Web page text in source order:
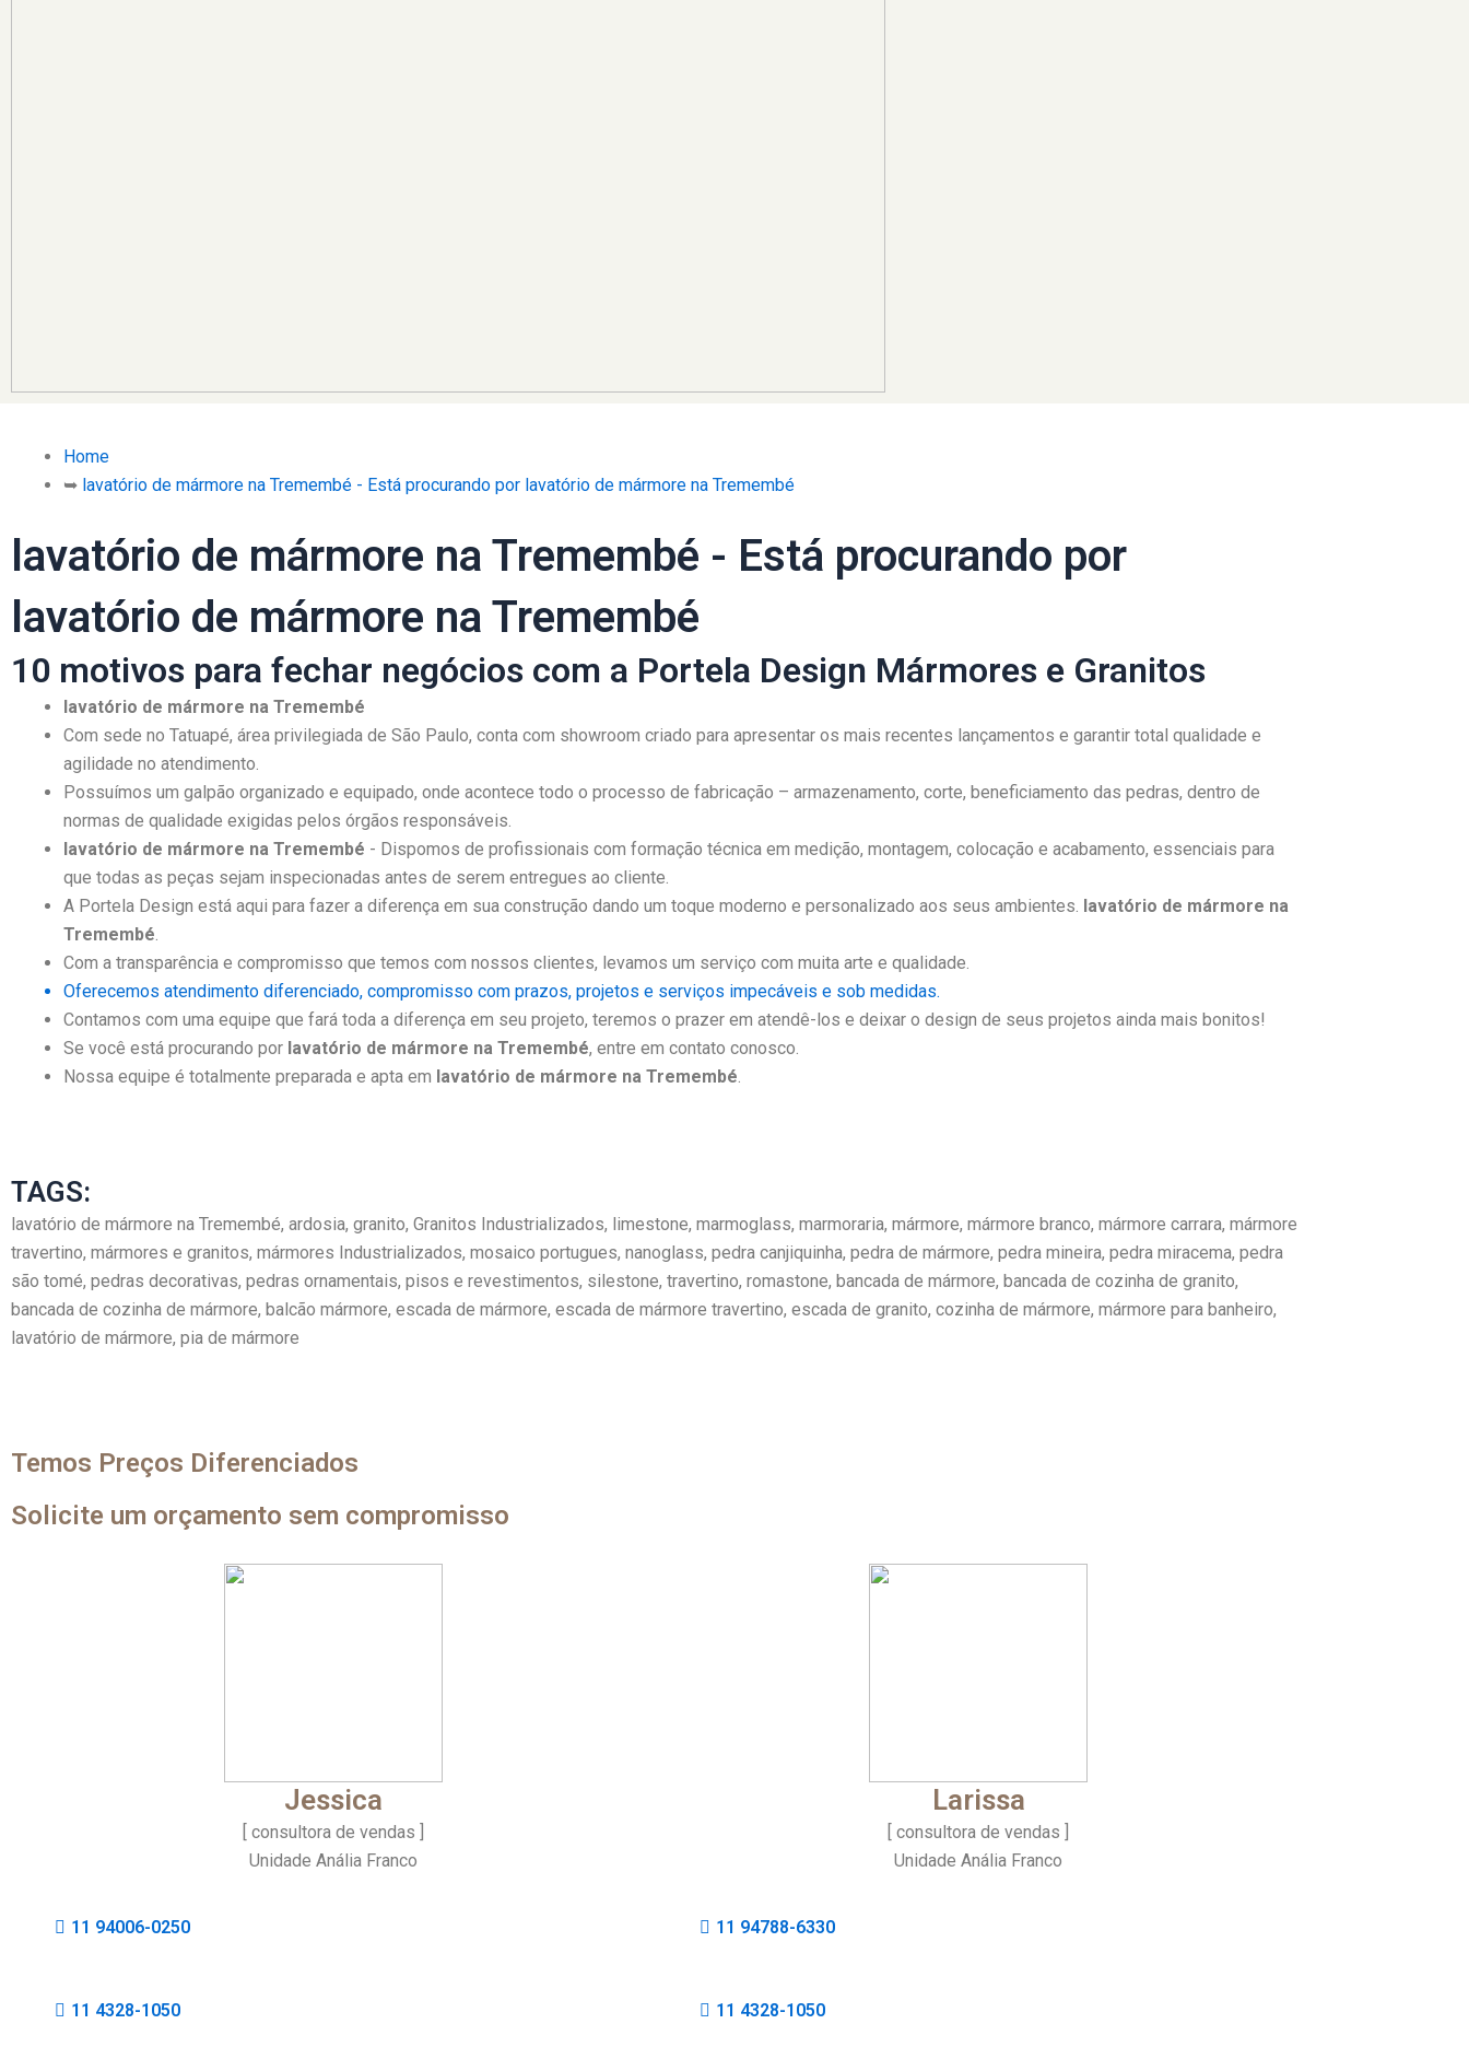
Home
➥ lavatório de mármore na Tremembé - Está procurando por lavatório de mármore na Tremembé
lavatório de mármore na Tremembé - Está procurando por
lavatório de mármore na Tremembé
10 motivos para fechar negócios com a Portela Design Mármores e Granitos
lavatório de mármore na Tremembé
Com sede no Tatuapé, área privilegiada de São Paulo, conta com showroom criado para apresentar os mais recentes lançamentos e garantir total qualidade e
agilidade no atendimento.
Possuímos um galpão organizado e equipado, onde acontece todo o processo de fabricação – armazenamento, corte, beneficiamento das pedras, dentro de
normas de qualidade exigidas pelos órgãos responsáveis.
lavatório de mármore na Tremembé - Dispomos de profissionais com formação técnica em medição, montagem, colocação e acabamento, essenciais para
que todas as peças sejam inspecionadas antes de serem entregues ao cliente.
A Portela Design está aqui para fazer a diferença em sua construção dando um toque moderno e personalizado aos seus ambientes. lavatório de mármore na
Tremembé.
Com a transparência e compromisso que temos com nossos clientes, levamos um serviço com muita arte e qualidade.
Oferecemos atendimento diferenciado, compromisso com prazos, projetos e serviços impecáveis e sob medidas.
Contamos com uma equipe que fará toda a diferença em seu projeto, teremos o prazer em atendê-los e deixar o design de seus projetos ainda mais bonitos!
Se você está procurando por lavatório de mármore na Tremembé, entre em contato conosco.
Nossa equipe é totalmente preparada e apta em lavatório de mármore na Tremembé.
TAGS:
lavatório de mármore na Tremembé, ardosia, granito, Granitos Industrializados, limestone, marmoglass, marmoraria, mármore, mármore branco, mármore carrara, mármore
travertino, mármores e granitos, mármores Industrializados, mosaico portugues, nanoglass, pedra canjiquinha, pedra de mármore, pedra mineira, pedra miracema, pedra
são tomé, pedras decorativas, pedras ornamentais, pisos e revestimentos, silestone, travertino, romastone, bancada de mármore, bancada de cozinha de granito,
bancada de cozinha de mármore, balcão mármore, escada de mármore, escada de mármore travertino, escada de granito, cozinha de mármore, mármore para banheiro,
lavatório de mármore, pia de mármore
Temos Preços Diferenciados
Solicite um orçamento sem compromisso
Jessica
[ consultora de vendas ]
Unidade Anália Franco
11 94006-0250
11 4328-1050
Larissa
[ consultora de vendas ]
Unidade Anália Franco
11 94788-6330
11 4328-1050